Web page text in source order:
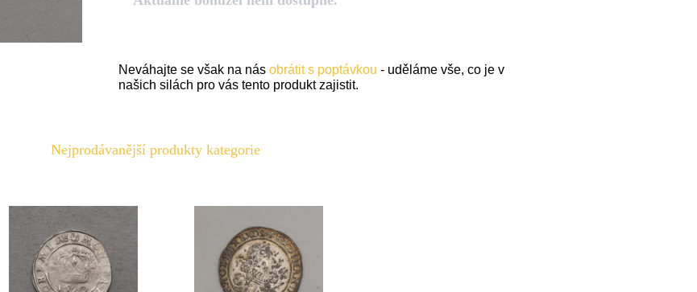
Neváhajte se však na nás obrátit s poptávkou - uděláme vše, co je v
našich silách pro vás tento produkt zajistit.
Nejprodávanější produkty kategorie